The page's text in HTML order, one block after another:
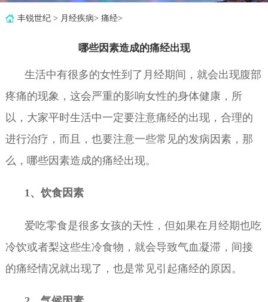
丰锐世纪> 月经疾病> 痛经>
哪些因素造成的痛经出现
生活中有很多的女性到了月经期间，就会出现腹部
疼痛的现象，这会严重的影响女性的身体健康，所
以，大家平时生活中一定要注意痛经的出现，合理的
进行治疗，而且，也要注意一些常见的发病因素，那
么，哪些因素造成的痛经出现。
1、饮食因素
爱吃零食是很多女孩的天性，但如果在月经期也吃
冷饮或者梨这些生冷食物，就会导致气血凝滞，间接
的痛经情况就出现了，也是常见引起痛经的原因。